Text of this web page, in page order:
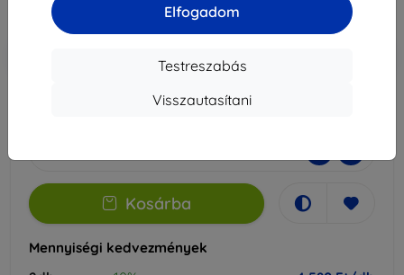
Elfogadom
Testreszabás
Visszautasítani
Ár ÁFA nelkül
Kosárba
Mennyiségi kedvezmények